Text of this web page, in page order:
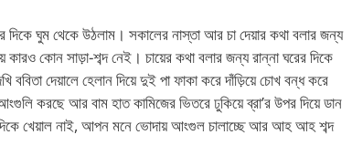
দিকে ঘুম থেকে উঠলাম। সকালের নাস্তা আর চা দেয়ার কথা বলার জন্য
কারও কোন সাড়া-শব্দ নেই। চায়ের কথা বলার জন্য রান্না ঘরের দিকে
ববিতা দেয়ালে হেলান দিয়ে দুই পা ফাকা করে দাঁড়িয়ে চোখ বন্ধ করে
করছে আর বাম হাত কামিজের ভিতরে ঢুকিয়ে ব্রা’র উপর দিয়ে ডান
খেয়াল নাই, আপন মনে ভোদায় আংগুল চালাচ্ছে আর আহ আহ শব্দ